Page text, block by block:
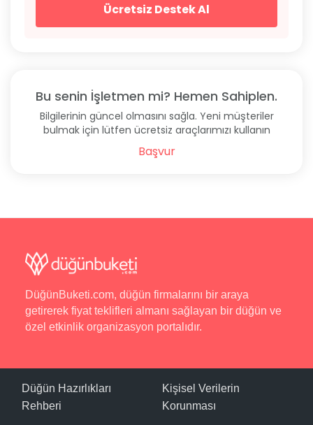
Ücretsiz Destek Al
Bu senin İşletmen mi? Hemen Sahiplen.
Bilgilerinin güncel olmasını sağla. Yeni müşteriler
bulmak için lütfen ücretsiz araçlarımızı kullanın
Başvur
DüğünBuketi.com, düğün firmalarını bir araya
getirerek fiyat teklifleri almanı sağlayan bir düğün ve
özel etkinlik organizasyon portalıdır.
Düğün Hazırlıkları
Rehberi
Kişisel Verilerin
Korunması